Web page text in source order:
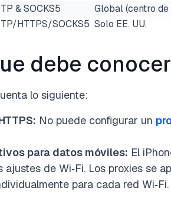
& SOCKS5 Global (centro de
HTTPS/SOCKS5 Solo EE. UU.
debe
lo siguiente:
No puede configurar un
para datos móviles: El
ajustes de Wi‑Fi. Los proxies se
para cada red Wi‑Fi.